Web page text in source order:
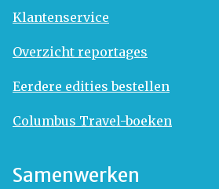
Klantenservice
Overzicht reportages
Eerdere edities bestellen
Columbus Travel-boeken
Samenwerken